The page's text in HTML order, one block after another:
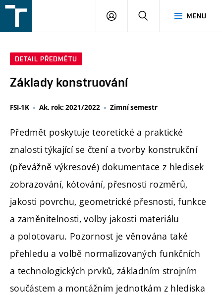
v
MENU
PŘIHLÁŠENÍ
DETAIL PŘEDMĚTU
Základy konstruování
FSI-1K Ak. rok: 2021/2022 Zimní semestr
Předmět poskytuje teoretické a praktické
znalosti týkající se čtení a tvorby konstrukční
(převážně výkresové) dokumentace z hledisek
zobrazování, kótování, přesnosti rozměrů,
jakosti povrchu, geometrické přesnosti, funkce
a zaměnitelnosti, volby jakosti materiálu
a polotovaru. Pozornost je věnována také
přehledu a volbě normalizovaných funkčních
a technologických prvků, základním strojním
součástem a montážním jednotkám z hlediska